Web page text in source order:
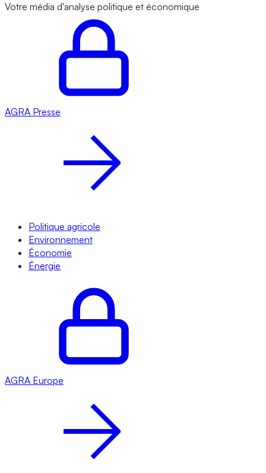
Votre média d'analyse politique et économique
AGRA Presse
Politique agricole
Environnement
Économie
Énergie
AGRA Europe